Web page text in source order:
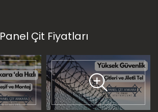
Panel Çit Fiyatları